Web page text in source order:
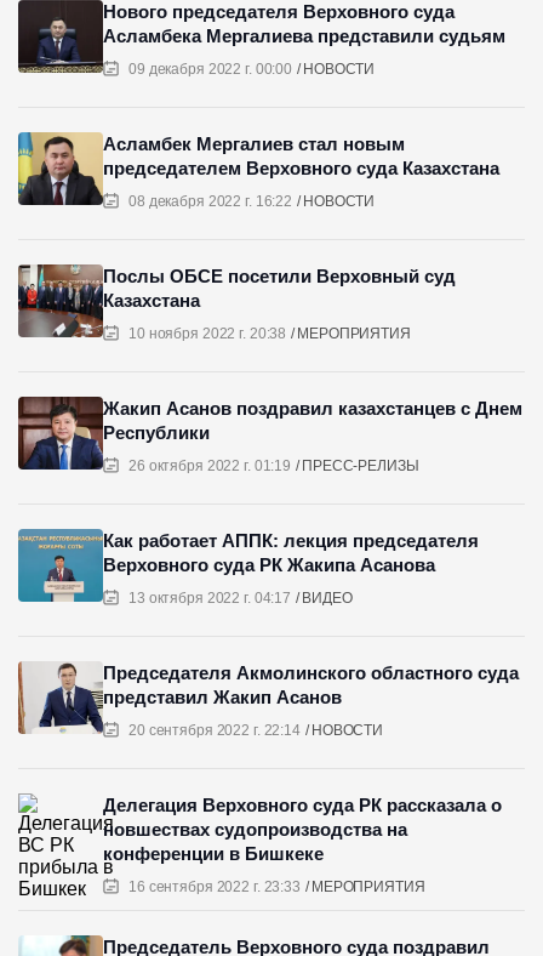
09 декабря 2022 г. 00:00 НОВОСТИ
Нового председателя Верховного суда
Асламбека Мергалиева представили судьям
08 декабря 2022 г. 16:22 НОВОСТИ
Асламбек Мергалиев стал новым
председателем Верховного суда Казахстана
10 ноября 2022 г. 20:38 МЕРОПРИЯТИЯ
Послы ОБСЕ посетили Верховный суд
Казахстана
26 октября 2022 г. 01:19 ПРЕСС-РЕЛИЗЫ
Жакип Асанов поздравил казахстанцев с Днем
Республики
13 октября 2022 г. 04:17 ВИДЕО
Как работает АППК: лекция председателя
Верховного суда РК Жакипа Асанова
20 сентября 2022 г. 22:14 НОВОСТИ
Председателя Акмолинского областного суда
представил Жакип Асанов
16 сентября 2022 г. 23:33 МЕРОПРИЯТИЯ
Делегация Верховного суда РК рассказала о
новшествах судопроизводства на
конференции в Бишкеке
Председатель Верховного суда поздравил